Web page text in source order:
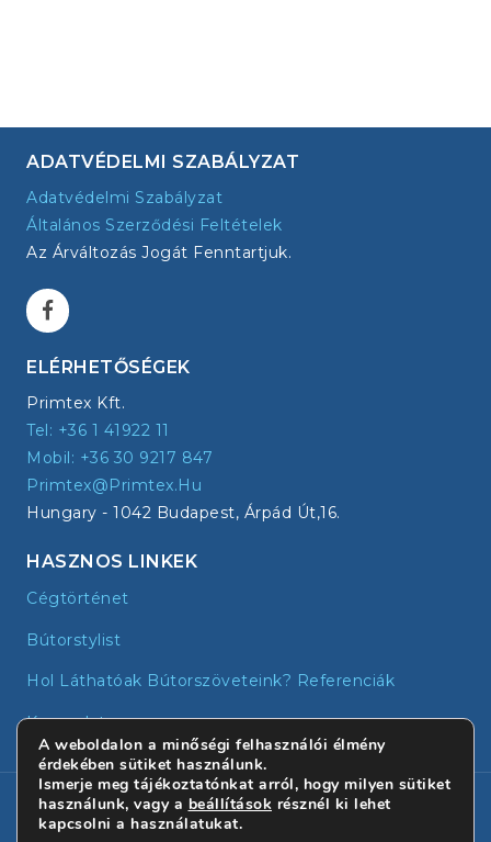
ADATVÉDELMI SZABÁLYZAT
Adatvédelmi Szabályzat
Általános Szerződési Feltételek
Az Árváltozás Jogát Fenntartjuk.
ELÉRHETŐSÉGEK
Primtex Kft.
Tel: +36 1 41922 11
Mobil: +36 30 9217 847
Primtex@primtex.hu
Hungary - 1042 Budapest, Árpád Út,16.
HASZNOS LINKEK
Cégtörténet
Bútorstylist
Hol Láthatóak Bútorszöveteink? Referenciák
Kapcsolat
© 2026 - Primtex | Minden jog fenntartva!
A weboldalon a minőségi felhasználói élmény
érdekében sütiket használunk.
Ismerje meg tájékoztatónkat arról, hogy milyen sütiket
használunk, vagy a beállítások résznél ki lehet
kapcsolni a használatukat.